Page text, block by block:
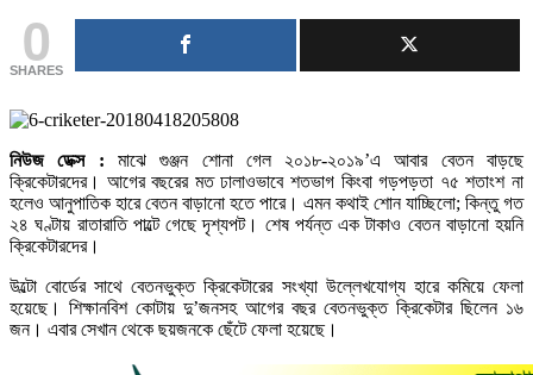
0
SHARES
নিউজ ডেক্স : মাঝে গুঞ্জন শোনা গেল ২০১৮-২০১৯’এ আবার বেতন বাড়ছে
ক্রিকেটারদের। আগের বছরের মত ঢালাওভাবে শতভাগ কিংবা গড়পড়তা ৭৫ শতাংশ না
হলেও আনুপাতিক হারে বেতন বাড়ানো হতে পারে। এমন কথাই শোন যাচ্ছিলো; কিন্তু গত
২৪ ঘণ্টায় রাতারাতি পাল্টে গেছে দৃশ্যপট। শেষ পর্যন্ত এক টাকাও বেতন বাড়ানো হয়নি
ক্রিকেটারদের।
উল্টো বোর্ডের সাথে বেতনভুক্ত ক্রিকেটারের সংখ্যা উল্লেখযোগ্য হারে কমিয়ে ফেলা
হয়েছে। শিক্ষানবিশ কোটায় দু’জনসহ আগের বছর বেতনভুক্ত ক্রিকেটার ছিলেন ১৬
জন। এবার সেখান থেকে ছয়জনকে ছেঁটে ফেলা হয়েছে।